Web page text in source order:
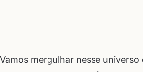
Vamos mergulhar nesse universo